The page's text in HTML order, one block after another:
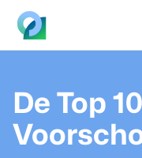
De Top 10